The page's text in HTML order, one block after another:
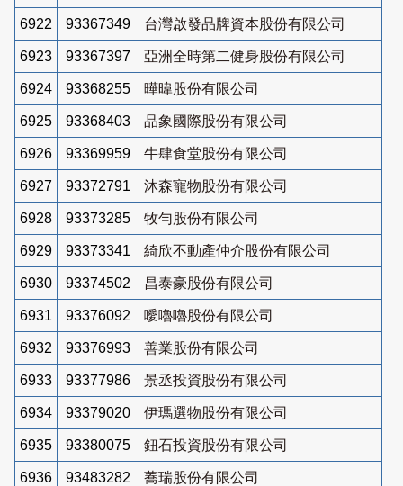
6922 93367349 台灣啟發品牌資本股份有限公司
6923 93367397 亞洲全時第二健身股份有限公司
6924 93368255 曄暐股份有限公司
6925 93368403 品象國際股份有限公司
6926 93369959 牛肆食堂股份有限公司
6927 93372791 沐森寵物股份有限公司
6928 93373285 牧勻股份有限公司
6929 93373341 綺欣不動產仲介股份有限公司
6930 93374502 昌泰豪股份有限公司
6931 93376092 噯嚕嚕股份有限公司
6932 93376993 善業股份有限公司
6933 93377986 景丞投資股份有限公司
6934 93379020 伊瑪選物股份有限公司
6935 93380075 鈕石投資股份有限公司
6936 93483282 蕎瑞股份有限公司